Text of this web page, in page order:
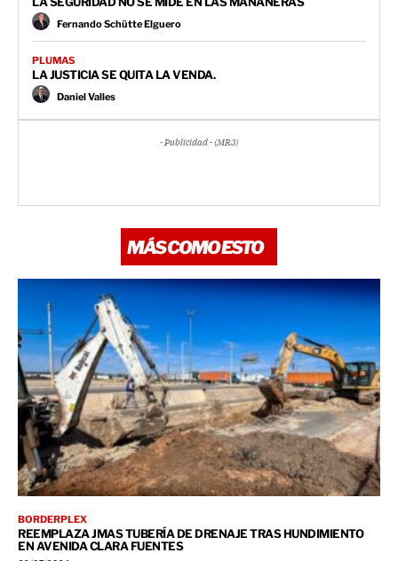
Fernando Schütte Elguero
PLUMAS
LA JUSTICIA SE QUITA LA VENDA.
Daniel Valles
- Publicidad - (MR3)
MÁS COMO ESTO
BORDERPLEX
REEMPLAZA JMAS TUBERÍA DE DRENAJE TRAS HUNDIMIENTO
EN AVENIDA CLARA FUENTES